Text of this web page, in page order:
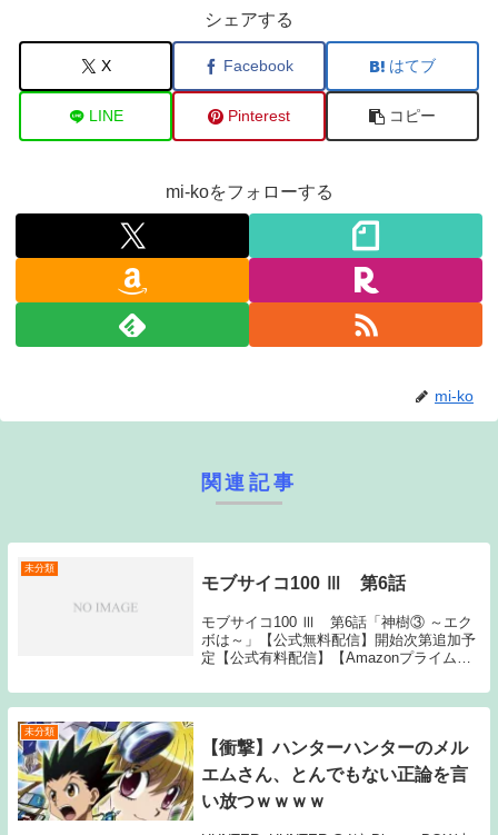
シェアする
X Facebook はてブ
LINE Pinterest コピー
mi-koをフォローする
mi-ko
関連記事
未分類
モブサイコ100 Ⅲ 第6話
モブサイコ100 Ⅲ 第6話「神樹③ ～エク
ボは～」【公式無料配信】開始次第追加予
定【公式有料配信】【Amazonプライム】
New feedモブサイコ100 Ⅲ 第6話
未分類
【衝撃】ハンターハンターのメル
エムさん、とんでもない正論を言
い放つｗｗｗｗ